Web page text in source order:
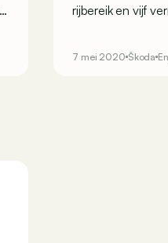
rijbereik en vijf
elektrische SUV
7 mei 2020 Škoda